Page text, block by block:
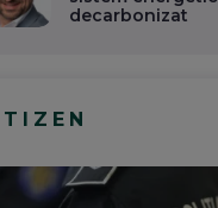
decarbonizat